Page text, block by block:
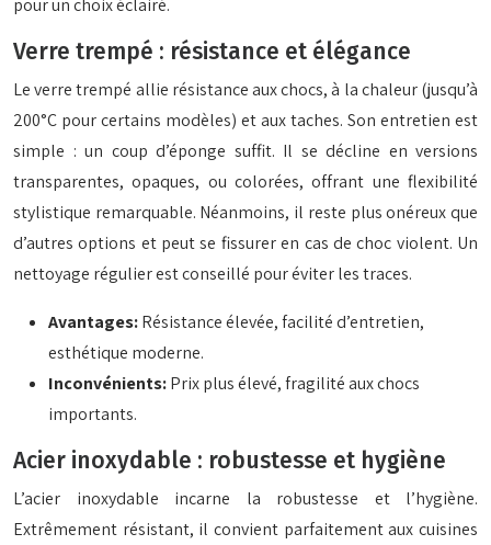
pour un choix éclairé.
Verre trempé : résistance et élégance
Le verre trempé allie résistance aux chocs, à la chaleur (jusqu’à
200°C pour certains modèles) et aux taches. Son entretien est
simple : un coup d’éponge suffit. Il se décline en versions
transparentes, opaques, ou colorées, offrant une flexibilité
stylistique remarquable. Néanmoins, il reste plus onéreux que
d’autres options et peut se fissurer en cas de choc violent. Un
nettoyage régulier est conseillé pour éviter les traces.
Avantages:Résistance élevée, facilité d’entretien,
esthétique moderne.
Inconvénients:Prix plus élevé, fragilité aux chocs
importants.
Acier inoxydable : robustesse et hygiène
L’acier inoxydable incarne la robustesse et l’hygiène.
Extrêmement résistant, il convient parfaitement aux cuisines